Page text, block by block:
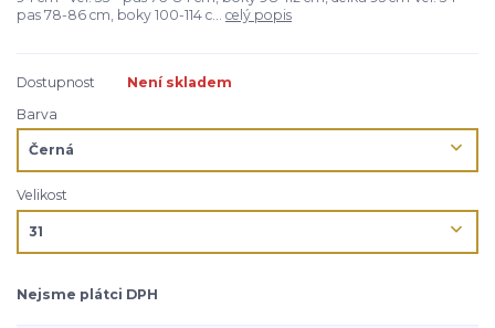
pas 78-86 cm, boky 100-114 c... celý popis
Dostupnost
Není skladem
Barva
Velikost
Nejsme plátci DPH